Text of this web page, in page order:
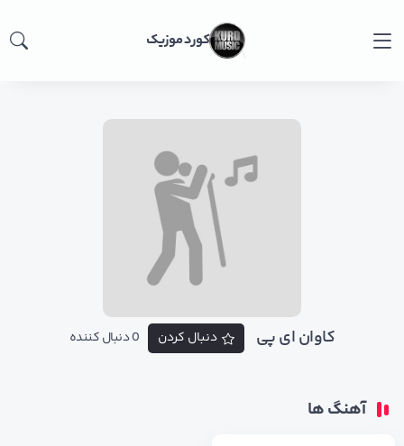
کورد موزیک
کاوان ای پی دنبال کردن 0 دنبال کننده
آهنگ ها